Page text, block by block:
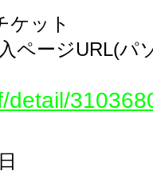
ケット
ページURL(パ
detail/